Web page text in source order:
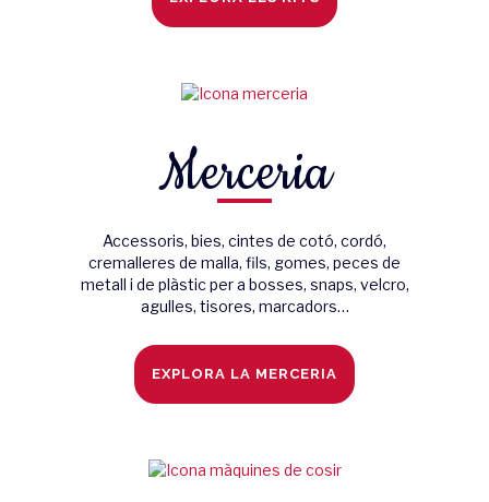
Merceria
Accessoris, bies, cintes de cotó, cordó,
cremalleres de malla, fils, gomes, peces de
metall i de plàstic per a bosses, snaps, velcro,
agulles, tisores, marcadors…
EXPLORA LA MERCERIA